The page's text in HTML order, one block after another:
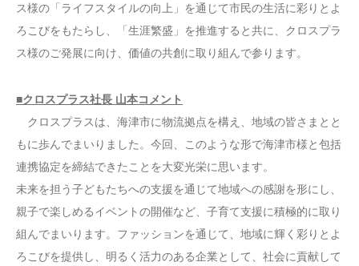
ス様の「ライフスタイルの向上」を通じて市民の生活に彩りとよ
ろこびをもたらし、「生涯繁盛」を推進すると共に、クロスプラ
ス様のご発展に向け、価値の共創に取り組んで参ります。
■クロスプラス社長 山本コメント
クロスプラスは、海津市に物流拠点を構え、地域の皆さまとと
もに歩んでまいりました。今回、このような形で海津市様と包括
連携協定を締結できたことを大変光栄に思います。
未来を担う子どもたちへの支援を通じて地域への感謝を形にし、
親子で楽しめるイベントの開催など、子育て支援に積極的に取り
組んでまいります。ファッションを通じて、地域に輝く彩りとよ
ろこびを提供し、明るく活力のある企業として、社会に貢献して